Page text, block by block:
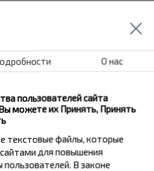
О нас
пользователей сайта
можете их Принять, Принять
текстовые файлы, которые
для повышения
В законе